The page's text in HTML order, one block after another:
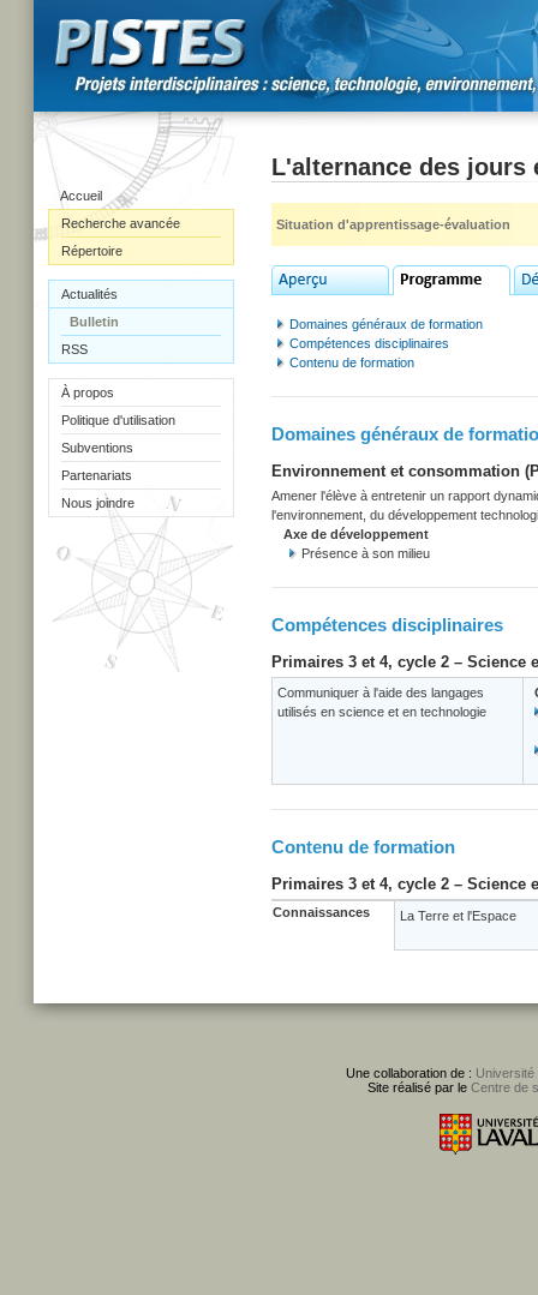
Accueil
Recherche avancée
Répertoire
Actualités
Bulletin
RSS
À propos
Politique d'utilisation
Subventions
Partenariats
Nous joindre
L'alternance des jours
Situation d'apprentissage-évaluation
Domaines généraux de formation
Compétences disciplinaires
Contenu de formation
Domaines généraux de
Environnement et consommation
Amener l'élève à entretenir un rapport
l'environnement, du développement
Axe de développement
Présence à son milieu
Compétences disciplinaires
Primaires 3 et 4, cycle 2 – Science
Communiquer à l'aide des langages
utilisés en science et en technologie
Contenu de formation
Primaires 3 et 4, cycle 2 – Science
Connaissances La Terre et l'Espace
Une collaboration de : Université
Site réalisé par le Centre de